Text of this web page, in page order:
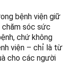
bệnh viện giữ
chăm sóc sức
chứ không
viện – chỉ là từ
cho các người